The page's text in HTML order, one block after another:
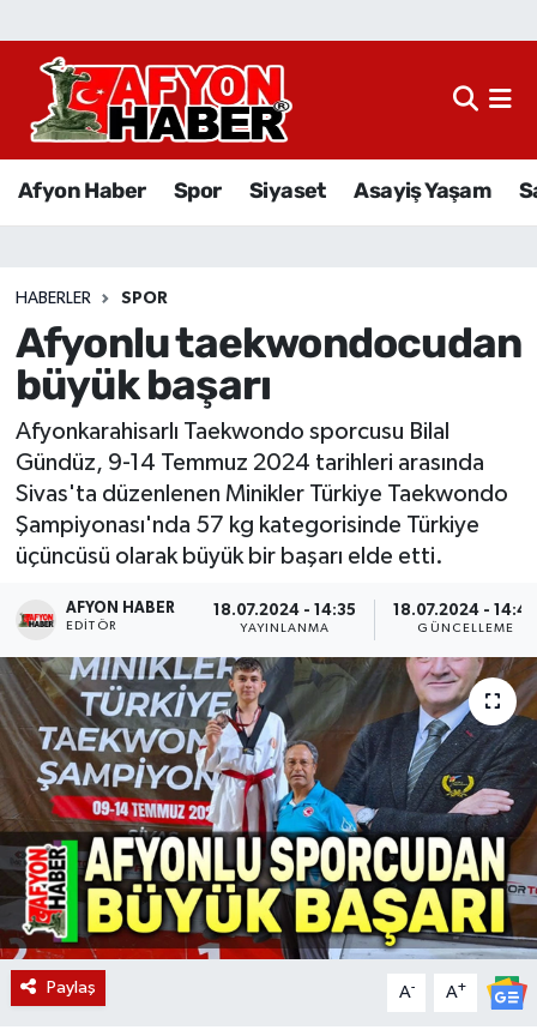
Afyon Haber Spor Siyaset Asayiş Yaşam
HABERLER SPOR
Afyonlu taekwondocudan
büyük başarı
Afyonkarahisarlı Taekwondo sporcusu Bilal
Gündüz, 9-14 Temmuz 2024 tarihleri arasında
Sivas'ta düzenlenen Minikler Türkiye Taekwondo
Şampiyonası'nda 57 kg kategorisinde Türkiye
üçüncüsü olarak büyük bir başarı elde etti.
AFYON HABER
EDITÖR
18.07.2024 - 14:35
YAYINLANMA
18.07.2024 -
GÜNCELLEME
Paylaş A- A+
Afyon Haber
Sağlık
Eğitim
Sivil Toplum
Ekonomi